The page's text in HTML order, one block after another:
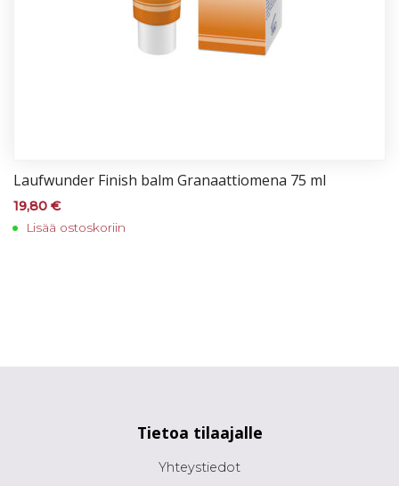
Lauf­wun­der Fi­nish balm Gra­naat­tio­me­na 75 ml
19,80 €
Lisää ostoskoriin
Tietoa tilaajalle
Yhteystiedot